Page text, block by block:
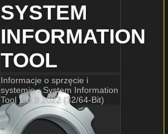
SYSTEM
INFORMATION
TOOL
Informacje o sprzęcie i
systemie - System Information
Tool 1.0.9.2022 (32/64-Bit)